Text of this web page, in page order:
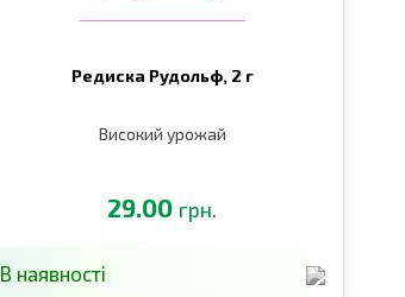
Редиска Рудольф, 2 г
Високий урожай
29.00 грн.
В наявності